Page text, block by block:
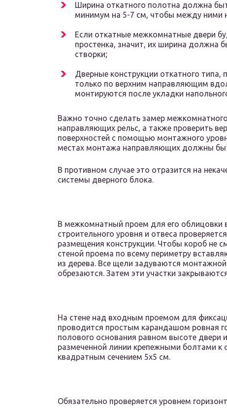
Ширина откатного полотна должна
минимум на 5-7 см, чтобы между ними
Если откатные межкомнатные двери
простенка, значит, их ширина должна
створки;
Дверные конструкции откатного типа,
только по верхним направляющим
монтируются после укладки
Важно точно сделать замер
направляющих рельс, а также проверить
поверхностей с помощью монтажного
местах монтажа направляющих должны
В противном случае это отразится на
системы дверного блока.
В межкомнатный проем для его облицовки
строительного уровня и отвеса
размещения конструкции. Чтобы короб не
стеной проема по всему периметру
из дерева. Все щели задуваются
обрезаются. Затем эти участки
На стене над входным проемом для
проводится простым карандашом ровная
полового основания равном высоте
размеченной линии крепежными болтами к
квадратным сечением 5х5 см.
Обязательно проверяется уровнем